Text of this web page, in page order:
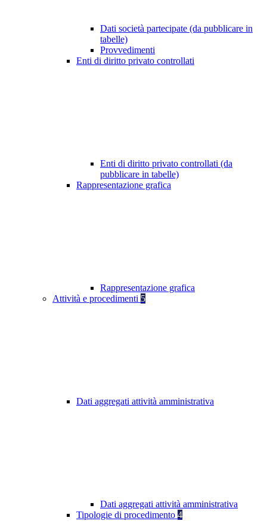
Dati società partecipate (da pubblicare in
tabelle)
Provvedimenti
Enti di diritto privato controllati
Enti di diritto privato controllati (da
pubblicare in tabelle)
Rappresentazione grafica
Rappresentazione grafica
Attività e procedimenti 5
Dati aggregati attività amministrativa
Dati aggregati attività amministrativa
Tipologie di procedimento 4